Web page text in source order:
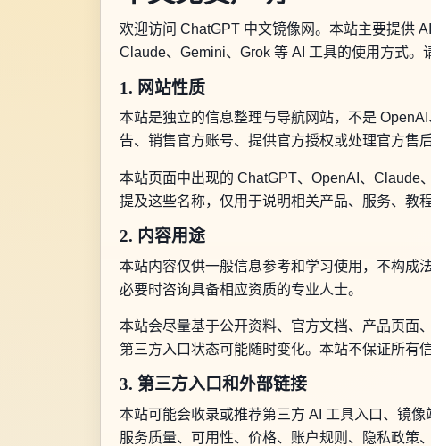
欢迎访问 ChatGPT 中文镜像网。本站主要提供
Claude、Gemini、Grok 等 AI 工具的使用方式。
1. 网站性质
本站是独立的信息整理与导航网站，不是
告、销售官方账号、提供官方授权或处理官方售后
本站页面中出现的 ChatGPT、OpenAI、Claude
提及这些名称，仅用于说明相关产品、服务、教
2. 内容用途
本站内容仅供一般信息参考和学习使用，不构成
必要时咨询具备相应资质的专业人士。
本站会尽量基于公开资料、官方文档、产品页面
第三方入口状态可能随时变化。本站不保证所有
3. 第三方入口和外部链接
本站可能会收录或推荐第三方 AI 工具入口、镜
服务质量、可用性、价格、账户规则、隐私政策